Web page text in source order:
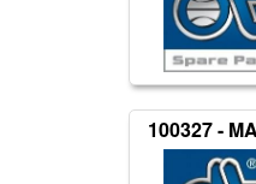
100327 -